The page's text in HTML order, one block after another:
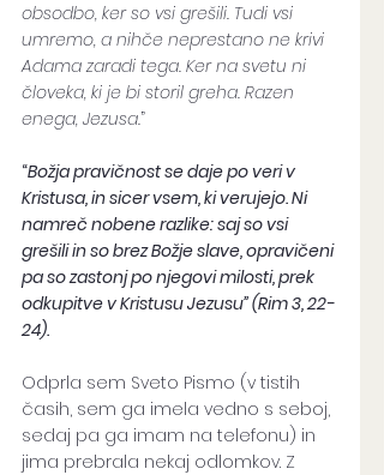
obsodbo, ker so vsi grešili. Tudi vsi
umremo, a nihče neprestano ne krivi
Adama zaradi tega. Ker na svetu ni
človeka, ki je bi storil greha. Razen
enega, Jezusa.”
“Božja pravičnost se daje po veri v
Kristusa, in sicer vsem, ki verujejo. Ni
namreč nobene razlike: saj so vsi
grešili in so brez Božje slave, opravičeni
pa so zastonj po njegovi milosti, prek
odkupitve v Kristusu Jezusu” (Rim 3, 22-
24).
Odprla sem Sveto Pismo (v tistih
časih, sem ga imela vedno s seboj,
sedaj pa ga imam na telefonu) in
jima prebrala nekaj odlomkov. Z